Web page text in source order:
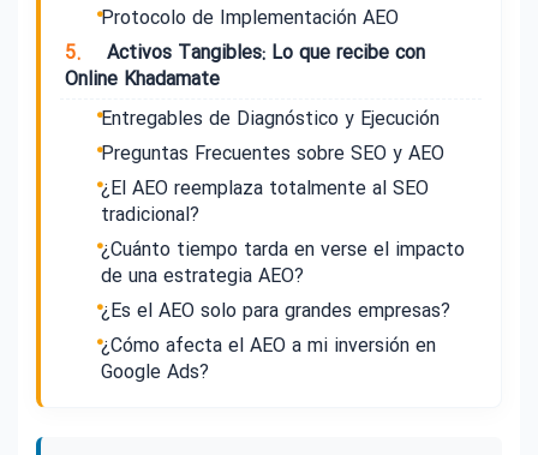
Protocolo de Implementación AEO
5.
Activos Tangibles: Lo que recibe con
Online Khadamate
Entregables de Diagnóstico y Ejecución
Preguntas Frecuentes sobre SEO y AEO
¿El AEO reemplaza totalmente al SEO
tradicional?
¿Cuánto tiempo tarda en verse el impacto
de una estrategia AEO?
¿Es el AEO solo para grandes empresas?
¿Cómo afecta el AEO a mi inversión en
Google Ads?